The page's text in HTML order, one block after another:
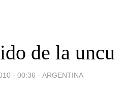
de la uncu
- 00:36 - ARGENTINA